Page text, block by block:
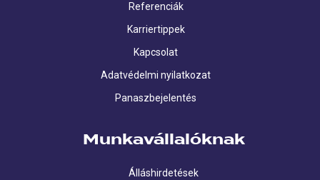
Referenciák
Karriertippek
Kapcsolat
Adatvédelmi nyilatkozat
Panaszbejelentés
Munkavállalóknak
Álláshirdetések